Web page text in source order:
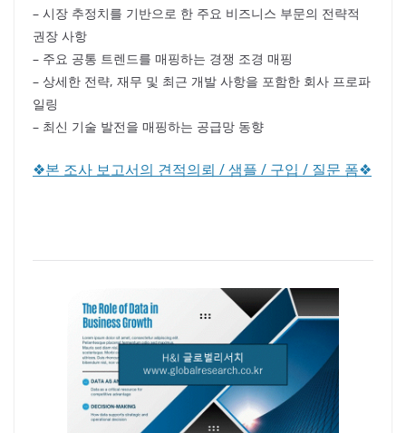
– 시장 추정치를 기반으로 한 주요 비즈니스 부문의 전략적
권장 사항
– 주요 공통 트렌드를 매핑하는 경쟁 조경 매핑
– 상세한 전략, 재무 및 최근 개발 사항을 포함한 회사 프로파
일링
– 최신 기술 발전을 매핑하는 공급망 동향
❖본 조사 보고서의 견적의뢰 / 샘플 / 구입 / 질문 폼❖